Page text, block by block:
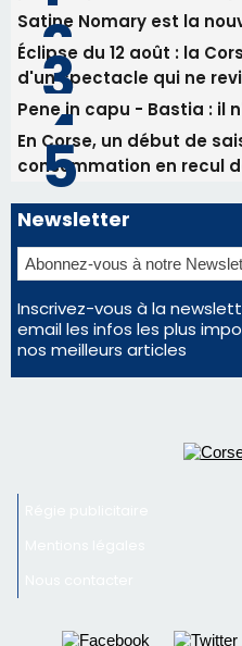
Newsletter
Inscrivez-vous à la
email les infos les plus
nos meilleurs articles
Régie publicitaire
Mentions légales
Nous contacter